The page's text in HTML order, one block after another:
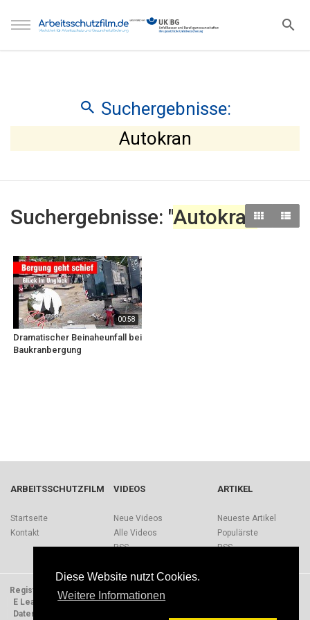
Diese Website nutzt Cookies.
Weitere Informationen
Suchergebnisse:
Autokran
Suchergebnisse: "Autokran"
00:58
Dramatischer Beinaheunfall bei
Baukranbergung
ARBEITSSCHUTZFILM
Startseite
Kontakt
VIDEOS
Neue Videos
Alle Videos
RSS
ARTIKEL
Neueste Artikel
Populärste
RSS
Registrieren Impressum Quellen
E Learning Einheiten
Nutzungsbedingungen
Datenschutzerklärung